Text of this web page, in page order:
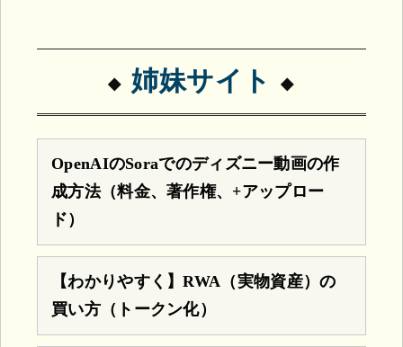
姉妹サイト
OpenAIのSoraでのディズニー動画の作
成方法（料金、著作権、+アップロー
ド）
【わかりやすく】RWA（実物資産）の
買い方（トークン化）